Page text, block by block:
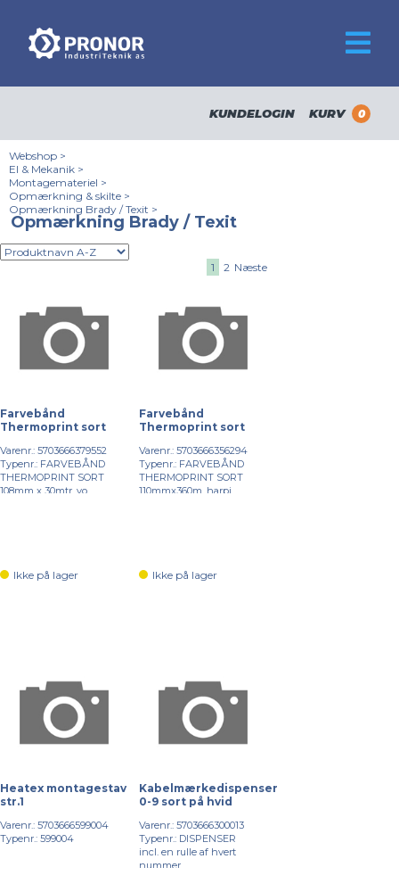
KUNDELOGIN KURV 0
Webshop >
El & Mekanik >
Montagemateriel >
Opmærkning & skilte >
Opmærkning Brady / Texit >
Opmærkning Brady / Texit
1 2 Næste
Farvebånd
Thermoprint sort
Varenr.: 5703666379552
Typenr.: FARVEBÅND
THERMOPRINT SORT
108mm x 30mtr. vo...
Ikke på lager
Farvebånd
Thermoprint sort
Varenr.: 5703666356294
Typenr.: FARVEBÅND
THERMOPRINT SORT
110mmx360m, harpi...
Ikke på lager
Heatex montagestav
str.1
Varenr.: 5703666599004
Typenr.: 599004
Kabelmærkedispenser
0-9 sort på hvid
Varenr.: 5703666300013
Typenr.: DISPENSER
incl. en rulle af hvert
nummer